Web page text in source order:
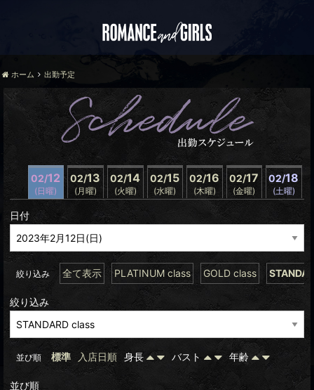
ホーム 出勤予定
02/12
(日曜)
02/13
(月曜)
02/14
(火曜)
02/15
(水曜)
02/16
(木曜)
02/17
(金曜)
02/18
(土曜)
日付
絞り込み 全て表示 PLATINUM class GOLD class
絞り込み
並び順 標準 入店日順 身長 バスト 年齢
並び順